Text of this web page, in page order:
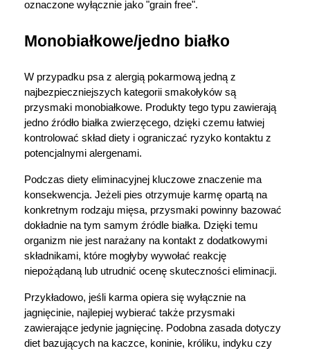
Korzystamy z plików cookies w celu
preferencji. Więcej informacji znajdziesz w
naszejpolityce prywatności. Możesz określić
warunki przechowywania lub dostępu do
oznaczone wyłącznie jako "grain free".
Monobiałkowe/jedno białko
W przypadku psa z alergią pokarmową jedną z
najbezpieczniejszych kategorii smakołyków są
przysmaki monobiałkowe. Produkty tego typu zawierają
jedno źródło białka zwierzęcego, dzięki czemu łatwiej
kontrolować skład diety i ograniczać ryzyko kontaktu z
potencjalnymi alergenami.
Podczas diety eliminacyjnej kluczowe znaczenie ma
konsekwencja. Jeżeli pies otrzymuje karmę opartą na
konkretnym rodzaju mięsa, przysmaki powinny bazować
dokładnie na tym samym źródle białka. Dzięki temu
organizm nie jest narażany na kontakt z dodatkowymi
składnikami, które mogłyby wywołać reakcję
niepożądaną lub utrudnić ocenę skuteczności eliminacji.
Przykładowo, jeśli karma opiera się wyłącznie na
jagnięcinie, najlepiej wybierać także przysmaki
zawierające jedynie jagnięcinę. Podobna zasada dotyczy
diet bazujących na kaczce, koninie, króliku, indyku czy